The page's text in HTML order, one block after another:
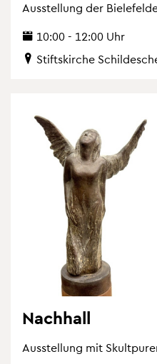
Aus­stel­lung der
10:00 - 12:00 Uhr
Stifts­kir­che
Nach­hall
Aus­stel­lung mit